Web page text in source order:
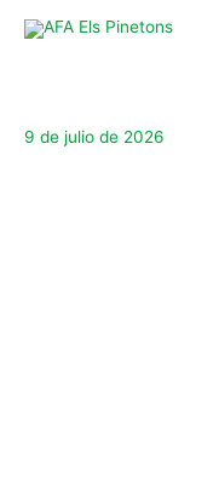
9 de julio de 2026